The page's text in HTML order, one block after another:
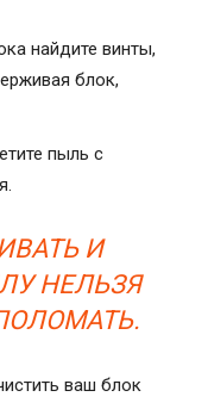
найдите винты,
блок,
пыль с
И
НЕЛЬЗЯ
ваш блок